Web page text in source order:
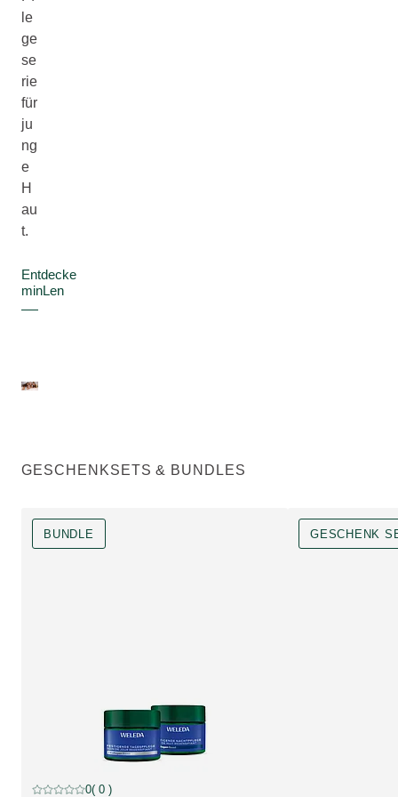
le
ge
se
rie
für
ju
ng
e
H
au
t.
Entdecke
minLen
GESCHENKSETS & BUNDLES
BUNDLE
BUNDLE, reduzierter Artikel
0( 0 )
GESCHENK